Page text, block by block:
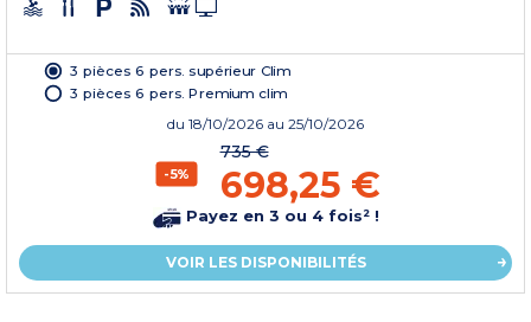
3 pièces 6 pers. supérieur Clim
3 pièces 6 pers. Premium clim
du 18/10/2026 au 25/10/2026
-5%
735 €
698,25 €
Payez en 3 ou 4 fois² !
VOIR LES DISPONIBILITÉS